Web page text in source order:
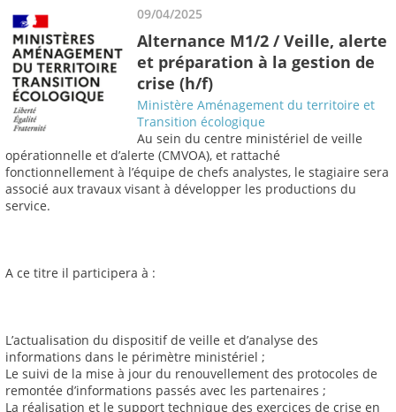
09/04/2025
Alternance M1/2 / Veille, alerte
et préparation à la gestion de
crise (h/f)
Ministère Aménagement du territoire et
Transition écologique
Au sein du centre ministériel de veille
opérationnelle et d’alerte (CMVOA), et rattaché
fonctionnellement à l’équipe de chefs analystes, le stagiaire sera
associé aux travaux visant à développer les productions du
service.
A ce titre il participera à :
L’actualisation du dispositif de veille et d’analyse des
informations dans le périmètre ministériel ;
Le suivi de la mise à jour du renouvellement des protocoles de
remontée d’informations passés avec les partenaires ;
La réalisation et le support technique des exercices de crise en